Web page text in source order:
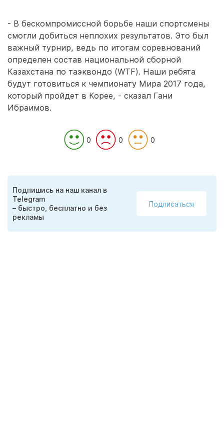
- В бескомпромиссной борьбе наши спортсмены
смогли добиться неплохих результатов. Это был
важный турнир, ведь по итогам соревнований
определен состав национальной сборной
Казахстана по таэквондо (WTF). Наши ребята
будут готовиться к чемпионату Мира 2017 года,
который пройдет в Корее, - сказал Гани
Ибраимов.
0 0 0
Подпишись на наш канал в
Telegram
– быстро, бесплатно и без
рекламы
Подписаться